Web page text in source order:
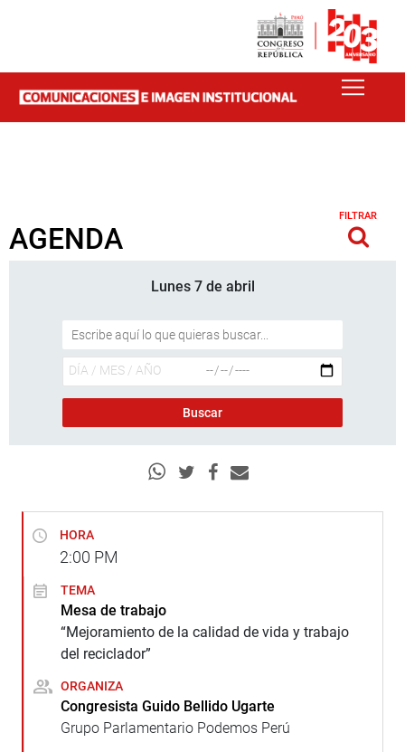
AGENDA
FILTRAR
Lunes 7 de abril
HORA
2:00 PM
TEMA
Mesa de trabajo
“Mejoramiento de la calidad de vida y trabajo
del reciclador”
ORGANIZA
Congresista Guido Bellido Ugarte
Grupo Parlamentario Podemos Perú